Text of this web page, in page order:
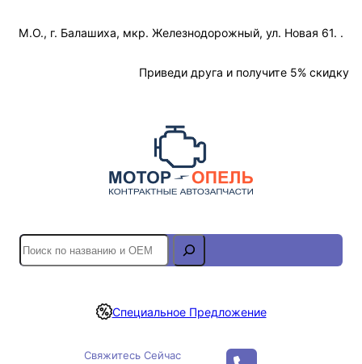
М.О., г. Балашиха, мкр. Железнодорожный, ул. Новая 61. .
Приведи друга и получите 5% скидку
S
e
r
Специальное Предложение
Свяжитесь Сейчас